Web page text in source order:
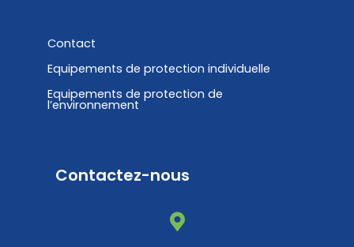
Contact
Equipements de protection individuelle
Equipements de protection de
l’environnement
Contactez-nous